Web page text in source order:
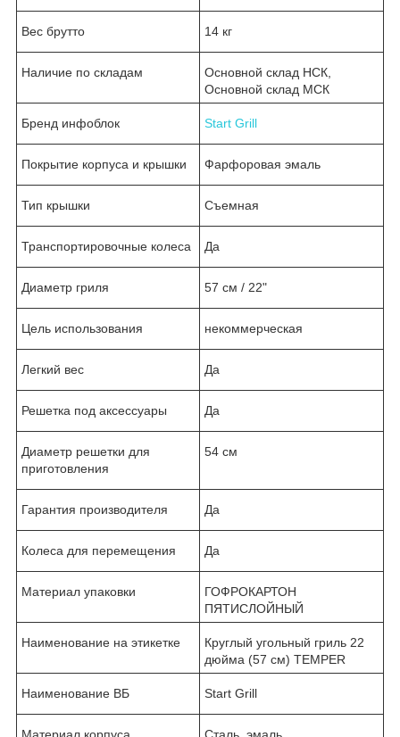
Вес брутто 14 кг
Наличие по складам
Основной склад НСК,
Основной склад МСК
Бренд инфоблок Start Grill
Покрытие корпуса и крышки Фарфоровая эмаль
Тип крышки Съемная
Транспортировочные колеса Да
Диаметр гриля 57 см / 22"
Цель использования некоммерческая
Легкий вес Да
Решетка под аксессуары Да
Диаметр решетки для
приготовления
54 см
Гарантия производителя Да
Колеса для перемещения Да
Материал упаковки
ГОФРОКАРТОН
ПЯТИСЛОЙНЫЙ
Наименование на этикетке
Круглый угольный гриль 22
дюйма (57 см) TEMPER
Наименование ВБ Start Grill
Материал корпуса Сталь, эмаль